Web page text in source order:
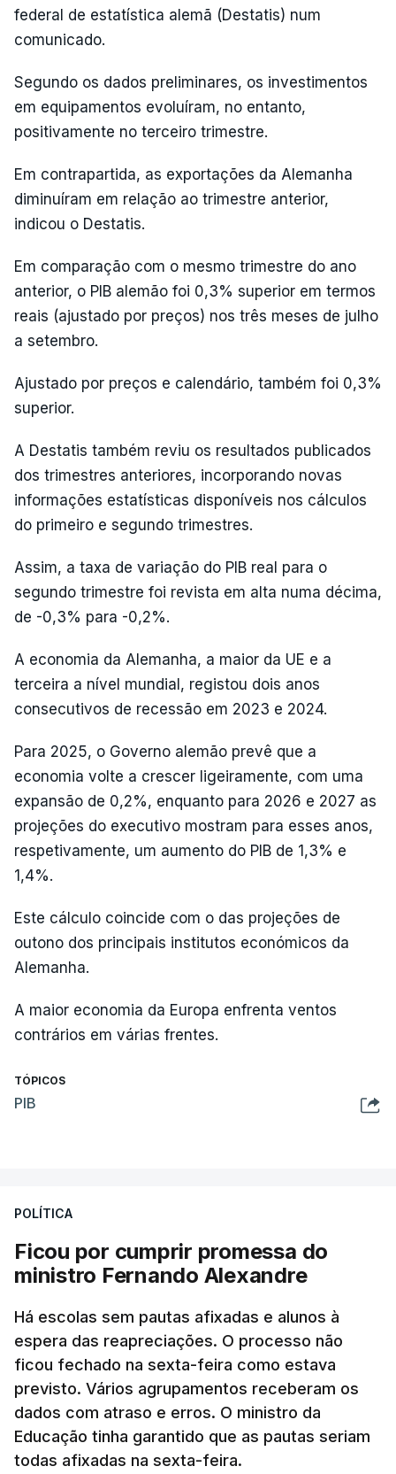
federal de estatística alemã (Destatis) num
comunicado.
Segundo os dados preliminares, os investimentos
em equipamentos evoluíram, no entanto,
positivamente no terceiro trimestre.
Em contrapartida, as exportações da Alemanha
diminuíram em relação ao trimestre anterior,
indicou o Destatis.
Em comparação com o mesmo trimestre do ano
anterior, o PIB alemão foi 0,3% superior em termos
reais (ajustado por preços) nos três meses de julho
a setembro.
Ajustado por preços e calendário, também foi 0,3%
superior.
A Destatis também reviu os resultados publicados
dos trimestres anteriores, incorporando novas
informações estatísticas disponíveis nos cálculos
do primeiro e segundo trimestres.
Assim, a taxa de variação do PIB real para o
segundo trimestre foi revista em alta numa décima,
de -0,3% para -0,2%.
A economia da Alemanha, a maior da UE e a
terceira a nível mundial, registou dois anos
consecutivos de recessão em 2023 e 2024.
Para 2025, o Governo alemão prevê que a
economia volte a crescer ligeiramente, com uma
expansão de 0,2%, enquanto para 2026 e 2027 as
projeções do executivo mostram para esses anos,
respetivamente, um aumento do PIB de 1,3% e
1,4%.
Este cálculo coincide com o das projeções de
outono dos principais institutos económicos da
Alemanha.
A maior economia da Europa enfrenta ventos
contrários em várias frentes.
TÓPICOS
PIB
POLÍTICA
Ficou por cumprir promessa do
ministro Fernando Alexandre
Há escolas sem pautas afixadas e alunos à
espera das reapreciações. O processo não
ficou fechado na sexta-feira como estava
previsto. Vários agrupamentos receberam os
dados com atraso e erros. O ministro da
Educação tinha garantido que as pautas seriam
todas afixadas na sexta-feira.